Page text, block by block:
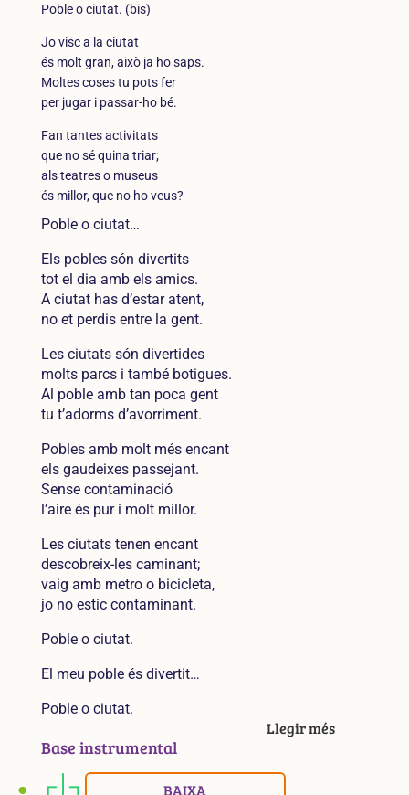
Poble o ciutat. (bis)
Jo visc a la ciutat
és molt gran, això ja ho saps.
Moltes coses tu pots fer
per jugar i passar-ho bé.
Fan tantes activitats
que no sé quina triar;
als teatres o museus
és millor, que no ho veus?
Llegir més
Poble o ciutat…
Els pobles són divertits
tot el dia amb els amics.
A ciutat has d’estar atent,
no et perdis entre la gent.
Les ciutats són divertides
molts parcs i també botigues.
Al poble amb tan poca gent
tu t’adorms d’avorriment.
Pobles amb molt més encant
els gaudeixes passejant.
Sense contaminació
l’aire és pur i molt millor.
Les ciutats tenen encant
descobreix-les caminant;
vaig amb metro o bicicleta,
jo no estic contaminant.
Poble o ciutat.
El meu poble és divertit…
Poble o ciutat.
Base instrumental
BAIXA